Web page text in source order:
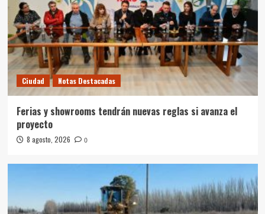
Ciudad Notas Destacadas
Ferias y showrooms tendrán nuevas reglas si avanza el
proyecto
8 agosto, 2026 0